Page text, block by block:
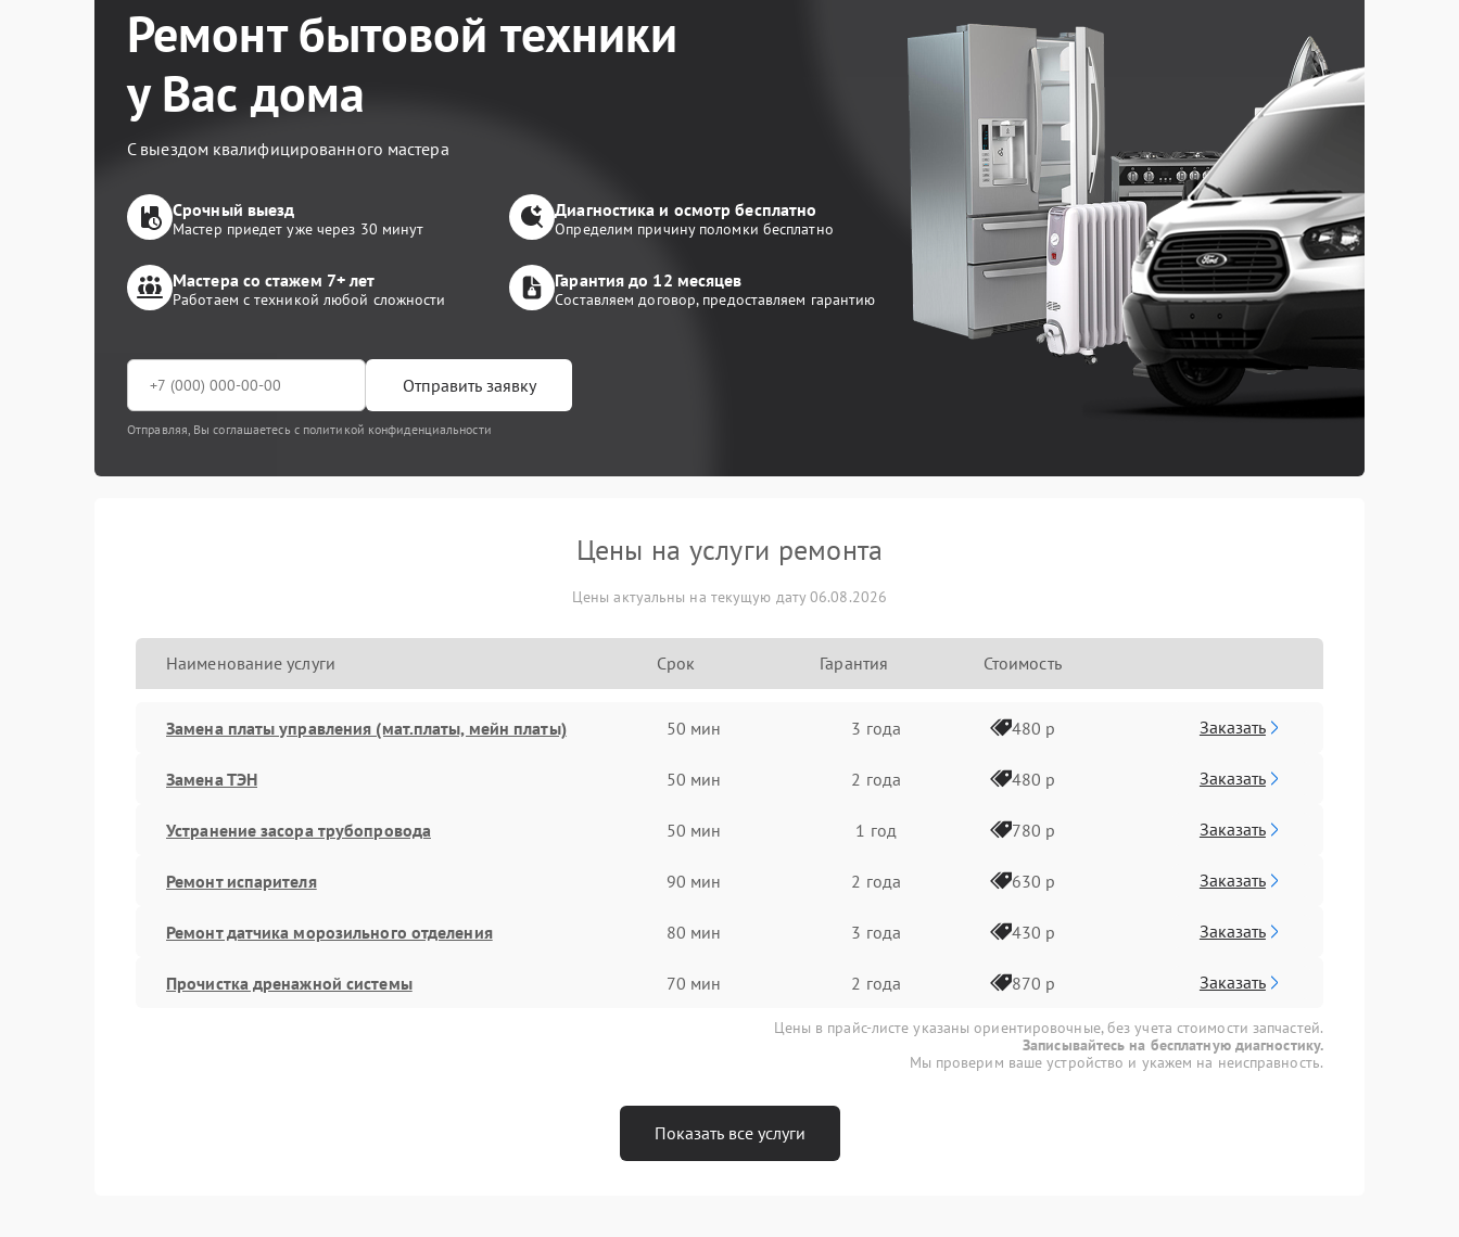
Ремонт бытовой техники
у Вас дома
С выездом квалифицированного мастера
Срочный выезд
Мастер приедет уже через 30 минут
Диагностика и осмотр бесплатно
Определим причину поломки бесплатно
Мастера со стажем 7+ лет
Работаем с техникой любой сложности
Гарантия до 12 месяцев
Составляем договор, предоставляем гарантию
Отправить заявку
Отправляя, Вы соглашаетесь с политикой конфиденциальности
Цены на услуги ремонта
Цены актуальны на текущую дату 06.08.2026
Наименование услуги Срок Гарантия Стоимость
Замена платы управления (мат.платы, мейн платы) 50 мин 3 года 480 р Заказать
Замена ТЭН 50 мин 2 года 480 р Заказать
Устранение засора трубопровода 50 мин 1 год 780 р Заказать
Ремонт испарителя 90 мин 2 года 630 р Заказать
Ремонт датчика морозильного отделения 80 мин 3 года 430 р Заказать
Прочистка дренажной системы 70 мин 2 года 870 р Заказать
Цены в прайс-листе указаны ориентировочные, без учета стоимости запчастей.
Записывайтесь на бесплатную диагностику.
Мы проверим ваше устройство и укажем на неисправность.
Показать все услуги